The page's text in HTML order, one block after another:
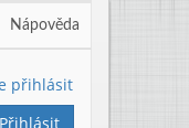
Nápověda
přihlásit